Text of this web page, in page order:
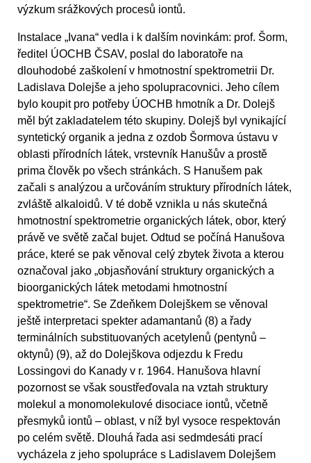
výzkum srážkových procesů iontů.
Instalace „Ivana“ vedla i k dalším novinkám: prof. Šorm,
ředitel ÚOCHB ČSAV, poslal do laboratoře na
dlouhodobé zaškolení v hmotnostní spektrometrii Dr.
Ladislava Dolejše a jeho spolupracovnici. Jeho cílem
bylo koupit pro potřeby ÚOCHB hmotník a Dr. Dolejš
měl být zakladatelem této skupiny. Dolejš byl vynikající
syntetický organik a jedna z ozdob Šormova ústavu v
oblasti přírodních látek, vrstevník Hanušův a prostě
prima člověk po všech stránkách. S Hanušem pak
začali s analýzou a určováním struktury přírodních látek,
zvláště alkaloidů. V té době vznikla u nás skutečná
hmotnostní spektrometrie organických látek, obor, který
právě ve světě začal bujet. Odtud se počíná Hanušova
práce, které se pak věnoval celý zbytek života a kterou
označoval jako „objasňování struktury organických a
bioorganických látek metodami hmotnostní
spektrometrie“. Se Zdeňkem Dolejškem se věnoval
ještě interpretaci spekter adamantanů (8) a řady
terminálních substituovaných acetylenů (pentynů –
oktynů) (9), až do Dolejškova odjezdu k Fredu
Lossingovi do Kanady v r. 1964. Hanušova hlavní
pozornost se však soustřeďovala na vztah struktury
molekul a monomolekulové disociace iontů, včetně
přesmyků iontů – oblast, v níž byl vysoce respektován
po celém světě. Dlouhá řada asi sedmdesáti prací
vycházela z jeho spolupráce s Ladislavem Dolejšem